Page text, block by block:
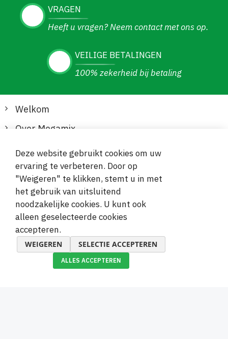
VRAGEN
Heeft u vragen? Neem contact met ons op.
VEILIGE BETALINGEN
100% zekerheid bij betaling
Welkom
Over Megamix
Informatie
Klantenservice
Veilige en gemakkelijke betalingen
Deze website gebruikt cookies om uw
ervaring te verbeteren. Door op
"Weigeren" te klikken, stemt u in met
het gebruik van uitsluitend
noodzakelijke cookies. U kunt ook
alleen geselecteerde cookies
accepteren.
WEIGEREN SELECTIE ACCEPTEREN
ALLES ACCEPTEREN